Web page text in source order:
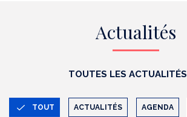
Actualités
TOUTES LES ACTUALITÉS
TOUT ACTUALITÉS AGENDA